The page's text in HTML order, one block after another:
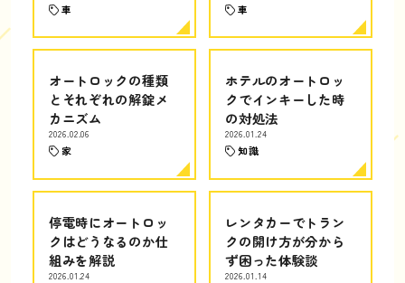
車 車
オートロックの種類
とそれぞれの解錠メ
カニズム
2026.02.06
家
ホテルのオートロッ
クでインキーした時
の対処法
2026.01.24
知識
停電時にオートロッ
クはどうなるのか仕
組みを解説
2026.01.24
レンタカーでトラン
クの開け方が分から
ず困った体験談
2026.01.14